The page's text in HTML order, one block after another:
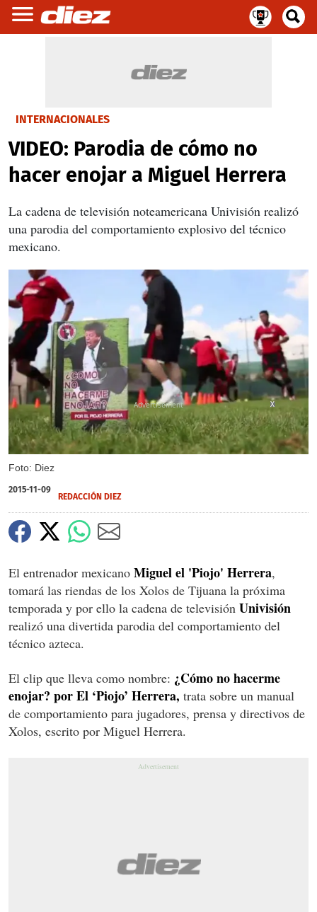
INTERNACIONALES
VIDEO: Parodia de cómo no
hacer enojar a Miguel Herrera
La cadena de televisión noteamericana Univisión realizó
una parodia del comportamiento explosivo del técnico
mexicano.
Foto: Diez
X
2015-11-09
REDACCIÓN DIEZ
El entrenador mexicano Miguel el 'Piojo' Herrera,
tomará las riendas de los Xolos de Tijuana la próxima
temporada y por ello la cadena de televisión Univisión
realizó una divertida parodia del comportamiento del
técnico azteca.
El clip que lleva como nombre: ¿Cómo no hacerme
enojar? por El ‘Piojo’ Herrera, trata sobre un manual
de comportamiento para jugadores, prensa y directivos de
Xolos, escrito por Miguel Herrera.